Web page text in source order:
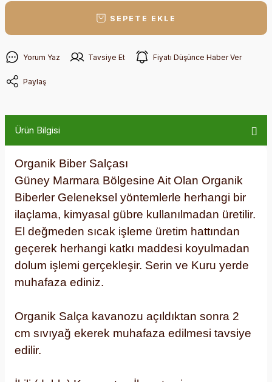
SEPETE EKLE
Yorum Yaz Tavsiye Et Fiyatı Düşünce Haber Ver
Paylaş
Ürün Bilgisi
Organik Biber Salçası
Güney Marmara Bölgesine Ait Olan Organik
Biberler Geleneksel yöntemlerle herhangi bir
ilaçlama, kimyasal gübre kullanılmadan üretilir.
El değmeden sıcak işleme üretim hattından
geçerek herhangi katkı maddesi koyulmadan
dolum işlemi gerçekleşir. Serin ve Kuru yerde
muhafaza ediniz.
Organik Salça kavanozu açıldıktan sonra 2
cm sıvıyağ ekerek muhafaza edilmesi tavsiye
edilir.